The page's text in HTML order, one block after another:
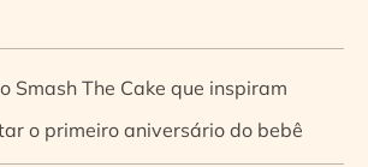
Smash The Cake que inspiram
o primeiro aniversário do bebê